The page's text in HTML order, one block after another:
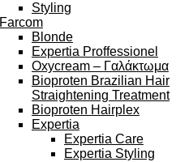
Styling
Farcom
Blonde
Expertia Proffessionel
Oxycream – Γαλάκτωμα
Bioproten Brazilian Hair
Straightening Treatment
Bioproten Hairplex
Expertia
Expertia Care
Expertia Styling